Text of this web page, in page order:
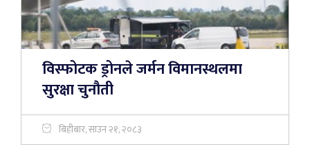
विस्फोटक ड्रोनले जर्मन विमानस्थलमा
सुरक्षा चुनौती
बिहीबार, साउन २१, २०८३